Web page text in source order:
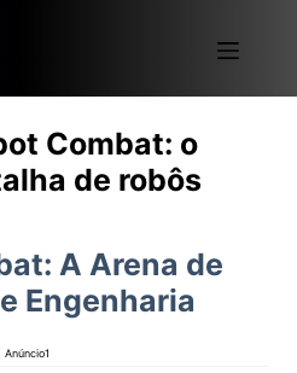
Combat: o
de robôs
A Arena de
Engenharia
Anúncio1